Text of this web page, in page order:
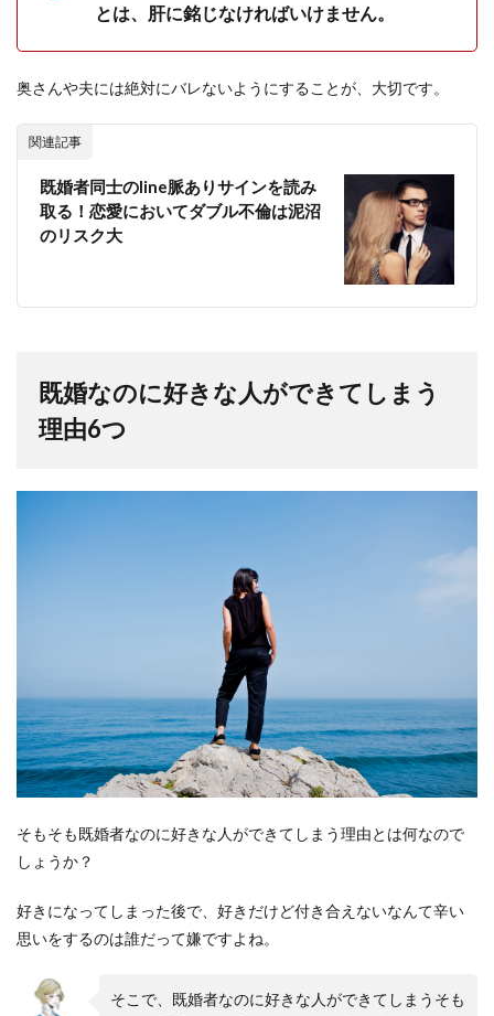
とは、肝に銘じなければいけません。
奥さんや夫には絶対にバレないようにすることが、大切です。
関連記事
既婚者同士のline脈ありサインを読み
取る！恋愛においてダブル不倫は泥沼
のリスク大
既婚なのに好きな人ができてしまう
理由6つ
そもそも既婚者なのに好きな人ができてしまう理由とは何なので
しょうか？
好きになってしまった後で、好きだけど付き合えないなんて辛い
思いをするのは誰だって嫌ですよね。
そこで、既婚者なのに好きな人ができてしまうそも